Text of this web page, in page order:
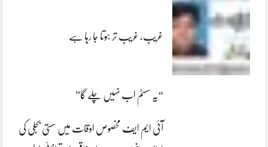
غریب، غریب تر ہوتا جا رہا ہے
“یہ سسٹم اب نہیں چلے گا”
آئی ایم ایف مخصوص اوقات میں سستی بجلی کی